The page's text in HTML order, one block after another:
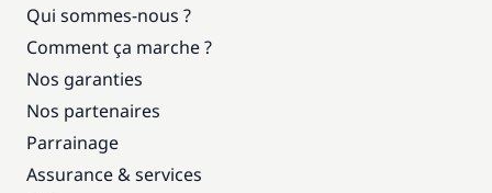
Qui sommes-nous ?
Comment ça marche ?
Nos garanties
Nos partenaires
Parrainage
Assurance & services